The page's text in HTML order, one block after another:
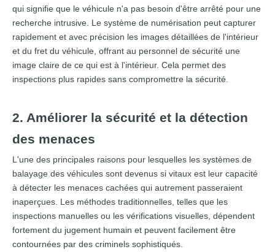
qui signifie que le véhicule n'a pas besoin d'être arrêté pour une
recherche intrusive. Le système de numérisation peut capturer
rapidement et avec précision les images détaillées de l'intérieur
et du fret du véhicule, offrant au personnel de sécurité une
image claire de ce qui est à l'intérieur. Cela permet des
inspections plus rapides sans compromettre la sécurité.
2. Améliorer la sécurité et la détection
des menaces
L'une des principales raisons pour lesquelles les systèmes de
balayage des véhicules sont devenus si vitaux est leur capacité
à détecter les menaces cachées qui autrement passeraient
inaperçues. Les méthodes traditionnelles, telles que les
inspections manuelles ou les vérifications visuelles, dépendent
fortement du jugement humain et peuvent facilement être
contournées par des criminels sophistiqués.